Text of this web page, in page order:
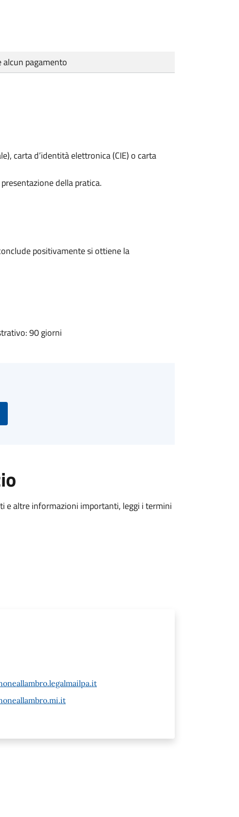
alcun pagamento
carta d’identità elettronica (CIE) o carta
della pratica.
positivamente si ottiene la
90 giorni
e altre informazioni importanti, leggi i termini